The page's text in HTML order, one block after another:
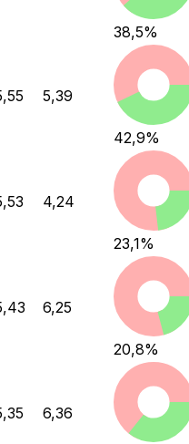
38,5%
5,39
42,9%
4,24
23,1%
6,25
20,8%
6,36